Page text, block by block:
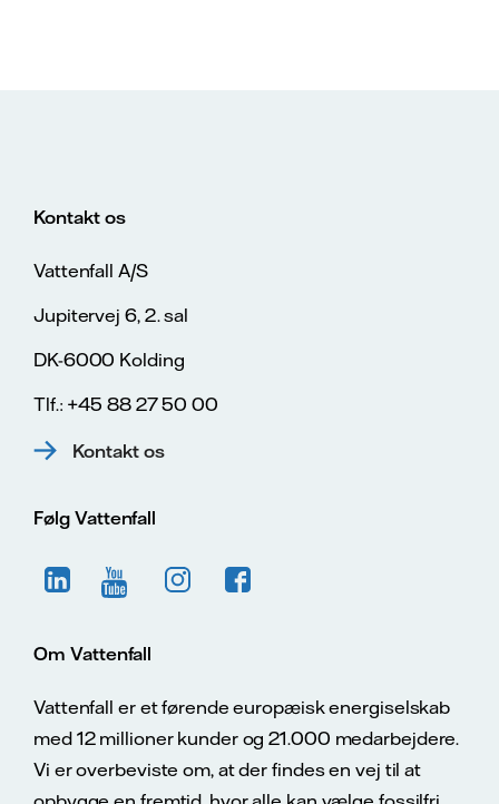
Kontakt os
Vattenfall A/S
Jupitervej 6, 2. sal
DK-6000 Kolding
Tlf.: +45 88 27 50 00
Kontakt os
Følg Vattenfall
Om Vattenfall
Vattenfall er et førende europæisk energiselskab
med 12 millioner kunder og 21.000 medarbejdere.
Vi er overbeviste om, at der findes en vej til at